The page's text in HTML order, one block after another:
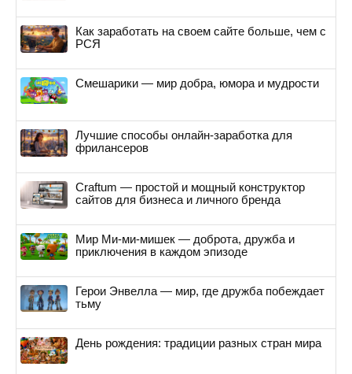
Как заработать на своем сайте больше, чем с
РСЯ
Смешарики — мир добра, юмора и мудрости
Лучшие способы онлайн-заработка для
фрилансеров
Craftum — простой и мощный конструктор
сайтов для бизнеса и личного бренда
Мир Ми-ми-мишек — доброта, дружба и
приключения в каждом эпизоде
Герои Энвелла — мир, где дружба побеждает
тьму
День рождения: традиции разных стран мира